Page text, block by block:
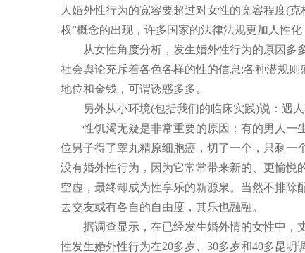
人婚外性行为的宽容要超过对女性的宽容程度(
权”概念的出现，许多国家的法律法规更加人性
从女性角度分析，发生婚外性行为的原因多多
社会舆论充斥着各色各样的性的信息;各种潜规
地位和金钱，可谓诱惑多多。
另外从小环境(包括我们的临床实践)说：遇人
性饥渴无疑是非常重要的原因：有的男人一生
位男子得了睾丸精原细胞癌，切了一个，只剩一
没有婚外性行为，因为它常常带来新的、更愉悦
空虚，最终却成为性享乐的新源泉。当然不排除
去交友或有各自的自由度，其乐也融融。
据调查显示，在已经发生婚外情的女性中，丈
性发生婚外性行为在20多岁、30多岁和40多昆明